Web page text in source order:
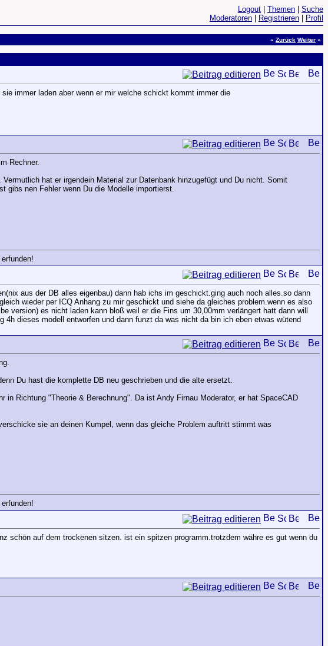
Logout Themen
Suche
Moderatoren
Registrieren Profil
« Zurück Weiter »
immer laden aber wenn er mir welche schickt kommt immer die
Rechner.
hat er irgendein Material zur Datenbank hinzugefügt und Du nicht. Somit
gibs nen Fehler wenn Du die Modelle importierst.
aus der DB alles eigenbau) dann hab ichs im geschickt.ging auch noch alles.so dann
wieder per ICQ Anhang zu mir geschickt und siehe da gleiches problem.wenn es also
es nicht laden kann bloß weil er die Fins um 30,00mm verlängert hatt dann will
dieses modell entworfen und dann funzt da was nicht da bin ich eben etwas wütend
Du hast die komplette DB neu geschrieben und die alte ersetzt.
Richtung "Theorie & Berechnung". Da ist Andy Firnau Moderator, er hat SpaceCAD
sie an deinen Kumpel, wenn das gleiche Problem auftritt stimmt was
schön auf dem trockenen sitzen. ist ein spitzen programm.trotzdem währe es gut wenn du